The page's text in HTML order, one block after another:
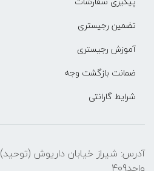
تضمین رجیستری
آموزش رجیستری
ضمانت بازگشت وجه
شرایط گارانتی